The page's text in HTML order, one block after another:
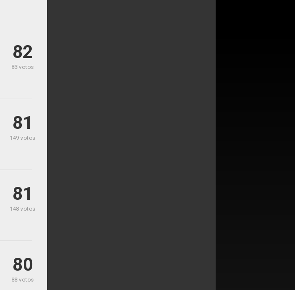
82
83 votos
81
149 votos
81
148 votos
80
88 votos